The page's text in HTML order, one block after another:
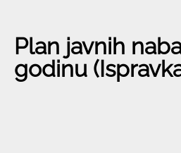
Plan javnih
godinu